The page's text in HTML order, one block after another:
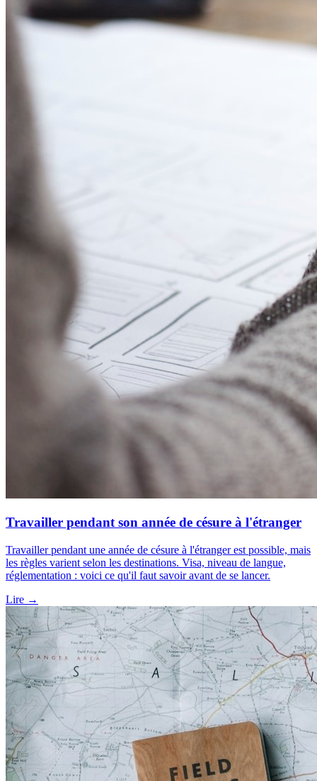
Travailler pendant son année de césure à l'étranger
Travailler pendant une année de césure à l'étranger est possible, mais
les règles varient selon les destinations. Visa, niveau de langue,
réglementation : voici ce qu'il faut savoir avant de se lancer.
Lire →